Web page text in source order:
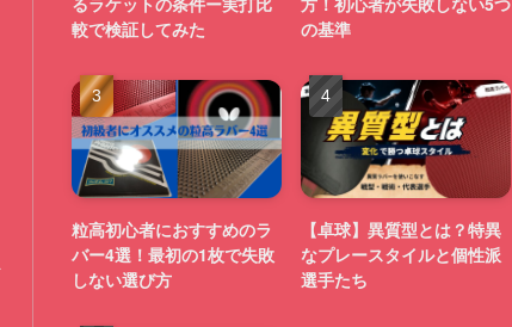
較で検証してみた
の基準
粒高初心者におすすめのラ
バー4選！最初の1枚で失敗
しない選び方
【卓球】異質型とは？特異
なプレースタイルと個性派
選手たち